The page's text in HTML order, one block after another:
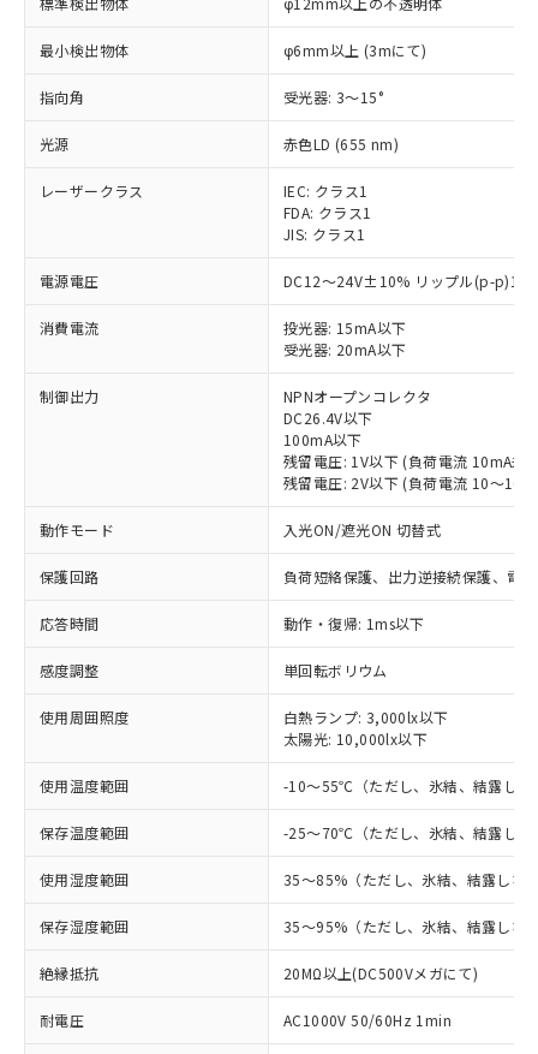
最小検出物体 φ6mm以上 (3mにて)
指向角 受光器: 3～15°
光源 赤色LD (655 nm)
レーザークラス
IEC: クラス1
FDA: クラス1
JIS: クラス1
電源電圧 DC12～24V±10% リップル(p-
消費電流
投光器: 15mA以下
受光器: 20mA以下
制御出力
NPNオープンコレクタ
DC26.4V以下
100mA以下
残留電圧: 1V以下 (負荷電流 10mA未
残留電圧: 2V以下 (負荷電流 10～
動作モード 入光ON/遮光ON 切替式
保護回路 負荷短絡保護、出力逆接続保護、電
応答時間 動作・復帰: 1ms以下
感度調整 単回転ボリウム
使用周囲照度
白熱ランプ: 3,000lx以下
太陽光: 10,000lx以下
使用温度範囲 -10～55℃（ただし、氷結、結露しな
保存温度範囲 -25～70℃（ただし、氷結、結露しな
使用湿度範囲 35～85%（ただし、氷結、結露しな
保存湿度範囲 35～95%（ただし、氷結、結露しな
絶縁抵抗 20MΩ以上(DC500Vメガにて)
耐電圧 AC1000V 50/60Hz 1min
ご利用条件
以下の条件をお読みいただき、同意のうえ
ご利用ください。
本サービスは、当社制御機器事業取扱
商品の当社在庫状況および標準価格
(税抜)を提供させていただくもので
当社制御機器事業取扱商品の中には、
本サービスの対象外となる商品もある
ことをご了承ください。
在庫状況および標準価格照会結果は、
記載している更新日時点での社内デー
※1 対応状況
対応済み：EU RoHS指令（10物質）の
非含有に対応した製品が提供可能な商品で
対応予定：EU RoHS指令（10物質）の非含
有に対応した製品に切り替える予定のある
商品です。
対応予定なし：EU RoHS指令（10物質）の
非含有に非対応の商品で、対応品を出す予
定はありません。
調査・確認中：EU RoHS指令（10物質）の
非含有の対応状況を調査中または確認中の
非該当品：ライセンス料など無形物で、有
害物質有無と関係のない商品です。
いたものが、含有品と判明した場合などや
むを得ず変更することがあります。
※1 中国RoHS○×表
「○」：最大均質材料含有率が中国RoHSの
「×」：最大均質材料含有率が中国RoHSの
基準値を超えていることを示します。
「－」：未確認です。当社販売部門へお問
当社は、これら貴社製品のうち、外国
為替および外国貿易法に定める商品
（以下｢規制貨物等」という）を輸出
または国外への提供する場合は、日本